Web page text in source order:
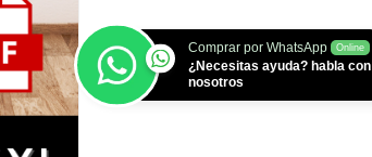
Comprar por WhatsApp Online
¿Necesitas ayuda? habla con
nosotros